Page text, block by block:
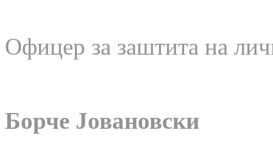
Офицер за заштита на
Борче Јовановски